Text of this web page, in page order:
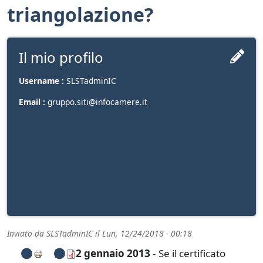
triangolazione?
Il mio profilo
Username : SLSTadminIC
Email : gruppo.siti@infocamere.it
Inviato da SLSTadminICil Lun, 12/24/2018 - 00:18
2 gennaio 2013 - Se il certificato